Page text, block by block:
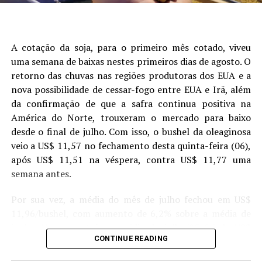
Figura 1. Análise de árvore de regressão mostrando os
produtividade da soja. Cada nó terminal exibe a produtividade
que ele representa. Os painéis (A) e (C) mostram a
classificação dos grupos de alta produtividade (HY – Alta
produtividade) e baixa produtividade (LY, Baixa produtividade),
A cotação da soja, para o primeiro mês cotado, viveu
uma semana de baixas nestes primeiros dias de agosto. O
retorno das chuvas nas regiões produtoras dos EUA e a
nova possibilidade de cessar-fogo entre EUA e Irã, além
da confirmação de que a safra continua positiva na
América do Norte, trouxeram o mercado para baixo
desde o final de julho. Com isso, o bushel da oleaginosa
veio a US$ 11,57 no fechamento desta quinta-feira (06),
após US$ 11,51 na véspera, contra US$ 11,77 uma
semana antes.
Por sua vez, a média do mês de julho fechou em US$
junho. Um ano atrás, a média de julho/25 foi de US$
10,09/bushel. Enquanto o mercado espera o novo
CONTINUE READING